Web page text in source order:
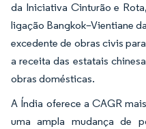
da Iniciativa Cinturão e
ligação Bangkok–Vientiane
excedente de obras civis
a receita das estatais
obras domésticas.
A Índia oferece a CAGR
uma ampla mudança de